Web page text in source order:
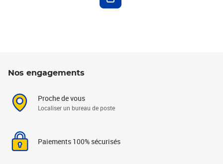
Nos engagements
Proche de vous
Localiser un bureau de poste
Paiements 100% sécurisés